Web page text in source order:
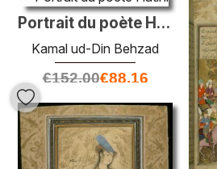
Portrait du poète Hatini
Kamal ud-Din Behzad
€152.00€88.16